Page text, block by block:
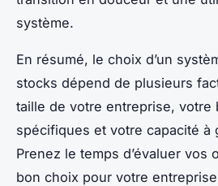
système.
En résumé, le choix d’un
stocks dépend de plusieurs
taille de votre entreprise, votre
spécifiques et votre capacité à
Prenez le temps d’évaluer vos
bon choix pour votre